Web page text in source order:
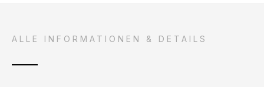
ALLE INFORMATIONEN & DETAILS